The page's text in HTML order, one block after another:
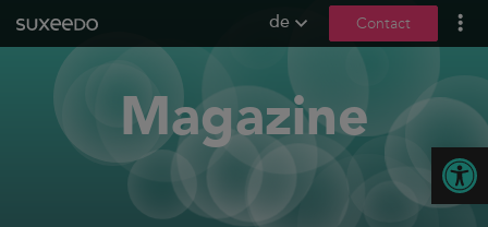
de Contact
what we do
leadgenerierung
content marketingMagazine